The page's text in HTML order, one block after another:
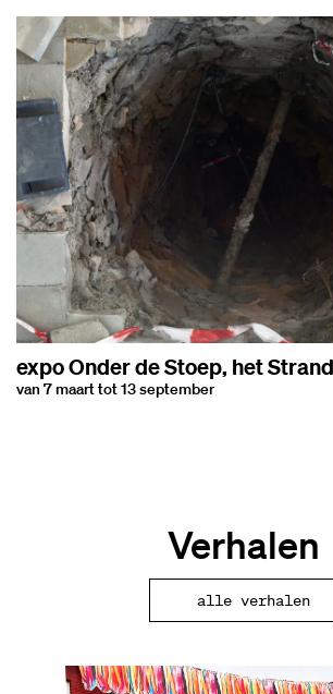
expo Onder de Stoep, het Strand
van 7 maart tot 13 september
Verhalen
alle verhalen